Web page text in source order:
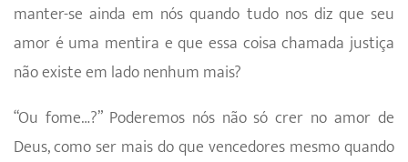
manter-se ainda em nós quando tudo nos diz que seu
amor é uma mentira e que essa coisa chamada justiça
não existe em lado nenhum mais?
“Ou fome…?” Poderemos nós não só crer no amor de
Deus, como ser mais do que vencedores mesmo quando